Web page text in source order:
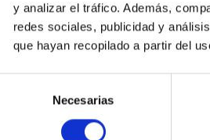
y analizar el tráfico. Además,
redes sociales, publicidad y
que hayan recopilado a partir del
consentimiento
Necesarias